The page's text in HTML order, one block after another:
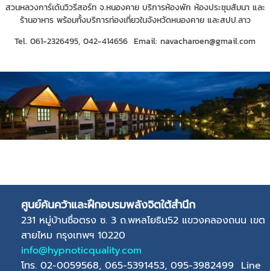
สวนหลวงการ์เด้นวิวรีสอร์ท จ.หนองคาย บริการห้องพัก ห้องประชุมสัมนา และ
ร้านอาหาร พร้อมทั้งบริการท่องเที่ยวในจังหวัดหนองคาย และสปป.ลาว
Tel. 061-2326495, 042-414656 Email: navacharoen@gmail.com
ศูนย์ค้นคว้าและฝึกอบรมพลังจิตใต้สำนึก
231 หมู่บ้านซื่อตรง ซ. 3 ถ.พหลโยธิน52 แขวงคลองถนน เขต
สายไหม กรุงเทพฯ 10220
info@hypnoticquality.com
โทร. 02-0059568, 065-5391453, 095-3982499 Line